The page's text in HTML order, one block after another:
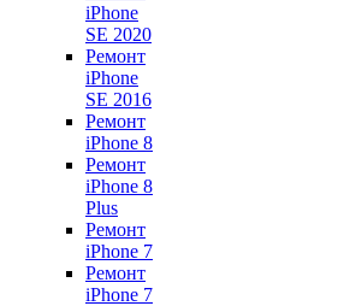
iPhone
SE 2020
Ремонт
iPhone
SE 2016
Ремонт
iPhone 8
Ремонт
iPhone 8
Plus
Ремонт
iPhone 7
Ремонт
iPhone 7